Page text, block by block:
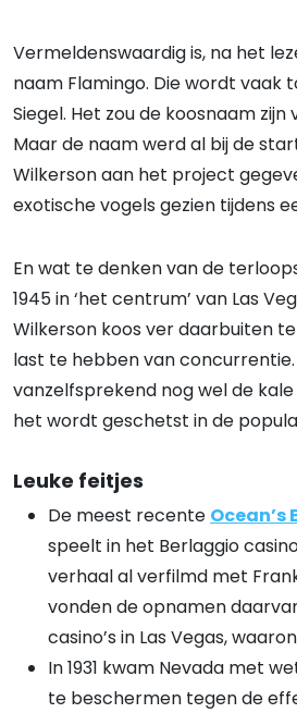
Vermeldenswaardig is, na het
naam Flamingo. Die wordt vaak
Siegel. Het zou de koosnaam zijn
Maar de naam werd al bij de
Wilkerson aan het project
exotische vogels gezien tijdens
En wat te denken van de
1945 in ‘het centrum’ van Las
Wilkerson koos ver daarbuiten
last te hebben van
vanzelfsprekend nog wel de
het wordt geschetst in de
Leuke feitjes
De meest recente Ocean’s
speelt in het Berlaggio
verhaal al verfilmd met
vonden de opnamen
casino’s in Las Vegas,
In 1931 kwam Nevada met
te beschermen tegen de